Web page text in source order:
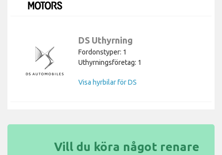
DS Uthyrning
Fordonstyper: 1
Uthyrningsföretag: 1
Visa hyrbilar för DS
Vill du köra något renare